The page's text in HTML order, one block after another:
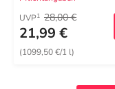
UVP1 28,00 €
21,99 €
(1099,50 €/1 l)